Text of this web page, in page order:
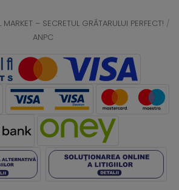
MARKET – SECRETUL GRĂTARULUI PERFECT! /
ANPC